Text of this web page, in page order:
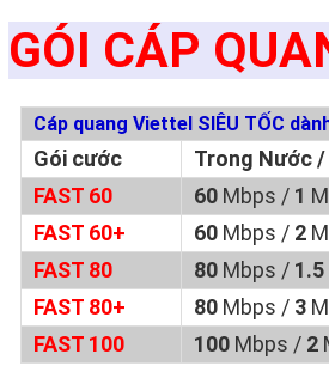
GÓI CÁP
Cáp quang Viettel SIÊU TỐC
Gói cước
Trong Nước /
FAST 60
60 Mbps / 1
FAST 60+
60 Mbps / 2
FAST 80
80 Mbps / 1.5
FAST 80+
80 Mbps / 3
FAST 100
100 Mbps / 2